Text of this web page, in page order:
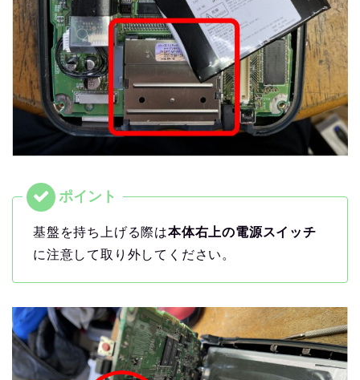
基盤を持ち上げる際は本体右上の電源スイッチ
に注意して取り外してください。